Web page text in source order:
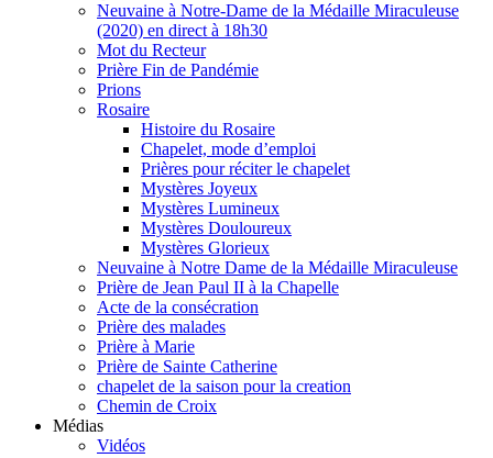
Neuvaine à Notre-Dame de la Médaille Miraculeuse
(2020) en direct à 18h30
Mot du Recteur
Prière Fin de Pandémie
Prions
Rosaire
Histoire du Rosaire
Chapelet, mode d’emploi
Prières pour réciter le chapelet
Mystères Joyeux
Mystères Lumineux
Mystères Douloureux
Mystères Glorieux
Neuvaine à Notre Dame de la Médaille Miraculeuse
Prière de Jean Paul II à la Chapelle
Acte de la consécration
Prière des malades
Prière à Marie
Prière de Sainte Catherine
chapelet de la saison pour la creation
Chemin de Croix
Médias
Vidéos